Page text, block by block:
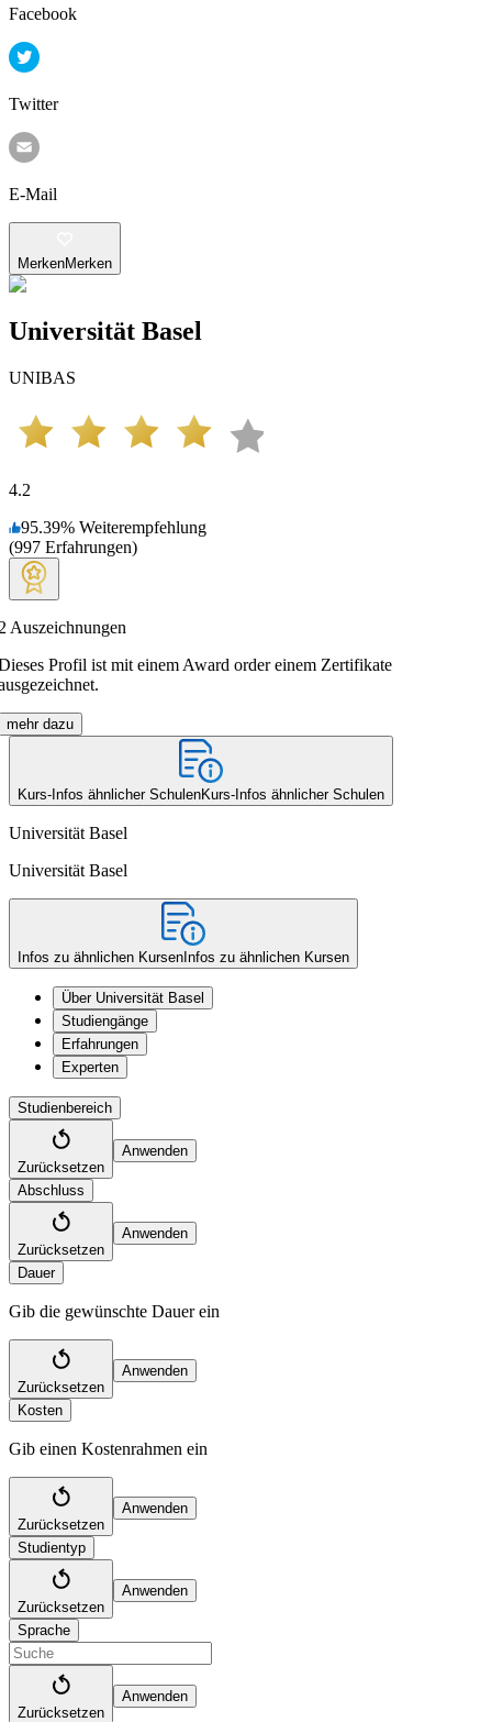
Facebook
Twitter
E-Mail
MerkenMerken
Universität Basel
UNIBAS
4.2
95.39% Weiterempfehlung
(997 Erfahrungen)
Auszeichnungen
Profil ist mit einem Award order einem Zertifikate
mehr dazu
Kurs-Infos ähnlicher SchulenKurs-Infos ähnlicher Schulen
Universität Basel
Universität Basel
Infos zu ähnlichen Kursen Infos zu ähnlichen Kursen
Über Universität Basel
Studiengänge
Erfahrungen
Experten
Studienbereich
Zurücksetzen
Anwenden
Abschluss
Zurücksetzen
Anwenden
Dauer
Gib die gewünschte Dauer ein
Zurücksetzen
Anwenden
Kosten
Gib einen Kostenrahmen ein
Zurücksetzen
Anwenden
Studientyp
Zurücksetzen
Anwenden
Sprache
Zurücksetzen
Anwenden